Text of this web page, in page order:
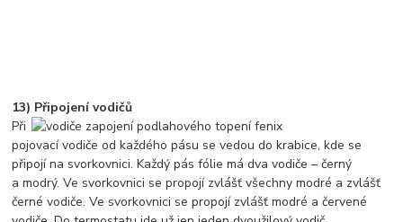
13) Připojení vodičů
Při
pojovací vodiče od každého pásu se vedou do krabice, kde se
připojí na svorkovnici. Každý pás fólie má dva vodiče – černý
a modrý. Ve svorkovnici se propojí zvlášť všechny modré a zvlášť
černé vodiče. Ve svorkovnici se propojí zvlášť modré a červené